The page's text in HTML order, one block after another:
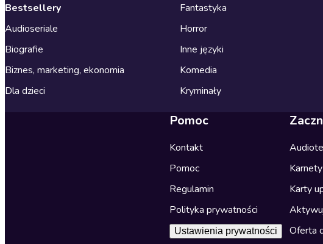
Bestsellery
Audioseriale
Biografie
Biznes, marketing, ekonomia
Dla dzieci
Fantastyka
Horror
Inne języki
Komedia
Kryminały
Pomoc
Kontakt
Pomoc
Regulamin
Polityka prywatności
Ustawienia prywatności
Karnety
Karty
Oferta